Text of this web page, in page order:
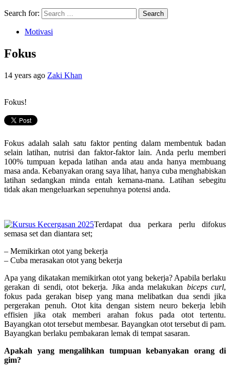
Search for:
Motivasi
Fokus
14 years ago Zaki Khan
Fokus!
Fokus adalah salah satu faktor penting dalam membentuk badan
selain latihan, nutrisi dan faktor-faktor lain. Anda perlu memberi
100% tumpuan kepada latihan anda atau anda hanya membuang
masa anda. Kebanyakan orang saya lihat, hanya cuba menghabiskan
latihan sedangkan minda entah kemana-mana. Latihan sebegitu
tidak akan mengeluarkan sepenuhnya potensi anda.
Terdapat dua perkara perlu difokus
semasa set dan diantara set;
– Memikirkan otot yang bekerja
– Cuba merasakan otot yang bekerja
Apa yang dikatakan memikirkan otot yang bekerja? Apabila berlaku
gerakan di sendi, otot bekerja. Jika anda melakukan biceps curl,
fokus pada gerakan bisep yang mana melibatkan dua sendi jika
pergerakan penuh. Otot kita dengan sistem neuro bekerja lebih
effisien jika otak memberi arahan fokus pada otot tertentu.
Bayangkan otot tersebut membesar. Bayangkan otot tersebut di pam.
Bayangkan berlaku pembakaran lemak di tempat sasaran.
Apakah yang mengalihkan tumpuan kebanyakan orang di
gim?